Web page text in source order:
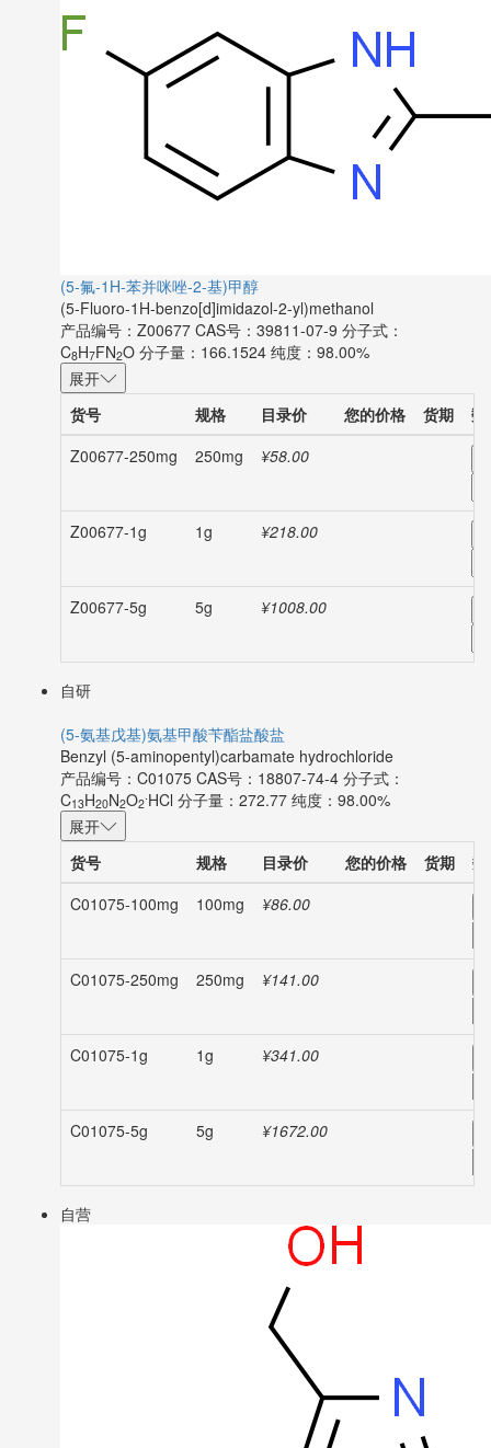
(5-氟-1H-苯并咪唑-2-基)甲醇
(5-Fluoro-1H-benzo[d]imidazol-2-yl)methanol
产品编号：Z00677 CAS号：39811-07-9 分子式：
C8H7FN2O 分子量：166.1524 纯度：98.00%
展开
货号
规格 目录价 您的价格 货期
数
Z00677-250mg
250mg ¥58.00
Z00677-1g 1g ¥218.00
Z00677-5g 5g ¥1008.00
自研
(5-氨基戊基)氨基甲酸苄酯盐酸盐
Benzyl (5-aminopentyl)carbamate hydrochloride
产品编号：C01075 CAS号：18807-74-4 分子式：
C13H20N2O2
.HCl 分子量：272.77 纯度：98.00%
展开
货号
规格 目录价 您的价格 货期
C01075-100mg
100mg ¥86.00
C01075-250mg 250mg ¥141.00
C01075-1g 1g ¥341.00
C01075-5g 5g ¥1672.00
自营